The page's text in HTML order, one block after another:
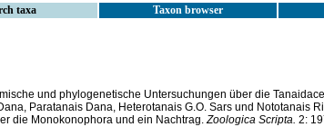
taxa Taxon browser
und phylogenetische Untersuchungen über die
Paratanais Dana, Heterotanais G.O. Sars und Nototanais
die Monokonophora und ein Nachtrag.Zoologica Scripta. 2: